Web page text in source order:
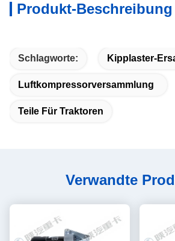
Produkt-Beschreibung
Schlagworte: Kipplaster-
Luftkompressorversammlung
Teile Für Traktoren
Verwandte